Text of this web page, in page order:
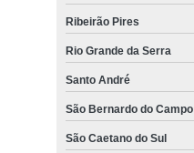
Ribeirão Pires
Rio Grande da Serra
Santo André
São Bernardo do Campo
São Caetano do Sul